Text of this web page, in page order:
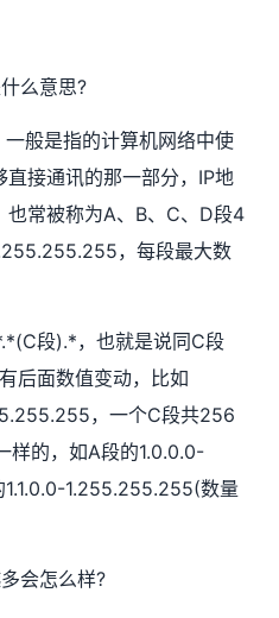
么意思?
般是指的计算机网络中使
接通讯的那一部分，IP地
常被称为A、B、C、D段4
，每段最大数
段).*，也就是说同C段
后面数值变动，比如
，一个C段共256
样的，如A段的1.0.0.0-
1.255.255.255(数量
会怎么样?